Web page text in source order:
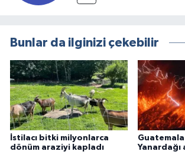
Bunlar da ilginizi çekebilir
İstilacı bitki milyonlarca
dönüm araziyi kapladı
Yanardağı